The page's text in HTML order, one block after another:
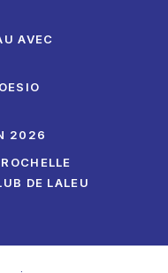
AVEC
2026
DE LALEU